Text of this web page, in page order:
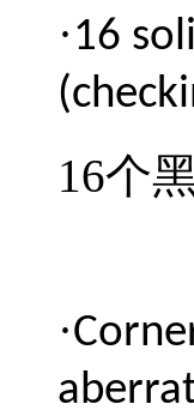
·16
16个
·